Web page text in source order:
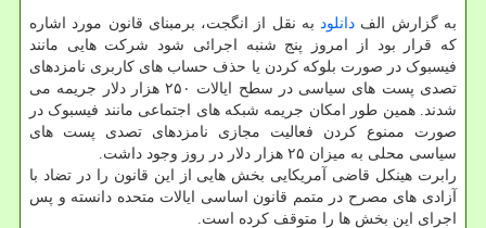
به گزارش الف دانلود به نقل از انگجت، برمبنای قانون مورد اشاره
که قرار بود از امروز پنج شنبه اجرائی شود شرکت هایی مانند
فیسبوک در صورت بلوکه کردن یا حذف حساب های کاربری نامزدهای
تصدی پست های سیاسی در سطح ایالات ۲۵۰ هزار دلار جریمه می
شدند. همین طور امکان جریمه شبکه های اجتماعی مانند فیسبوک در
صورت ممنوع کردن فعالیت مجازی نامزدهای تصدی پست های
سیاسی محلی به میزان ۲۵ هزار دلار در روز وجود داشت.
رابرت هینکل قاضی آمریکایی بخش هایی از این قانون را در تضاد با
آزادی های مصرح در متمم قانون اساسی ایالات متحده دانسته و پس
اجرای این بخش ها را متوقف کرده است.